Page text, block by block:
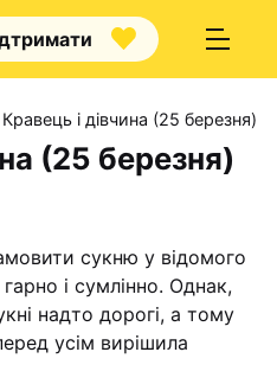
Капелани
Волонтерство
Кравець і дівчина (25 березня)
(25 березня)
сукню у відомого
і сумлінно. Однак,
надто дорогі, а тому
усім вирішила